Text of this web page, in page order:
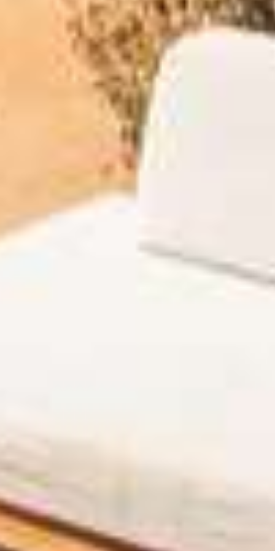
Bij deze
beachclubs
restaurants
komende
zijn op